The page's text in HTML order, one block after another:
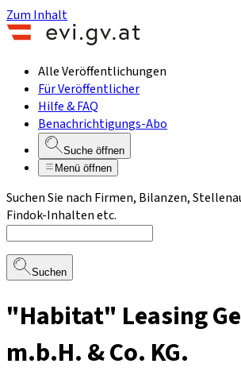
Zum Inhalt
Alle Veröffentlichungen
Für Veröffentlicher
Hilfe & FAQ
Benachrichtigungs-Abo
Suche öffnen
Menü öffnen
Suchen Sie nach Firmen, Bilanzen,
Findok-Inhalten etc.
Suchen
"Habitat" Leasing
m.b.H. & Co. KG.